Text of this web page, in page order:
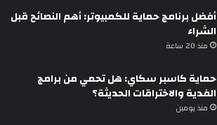
أفضل برنامج حماية للكمبيوتر: أهم النصائح قبل
الشراء
منذ 20 ساعة
حماية كاسبر سكاي: هل تحمي من برامج
الفدية والاختراقات الحديثة؟
منذ يومين